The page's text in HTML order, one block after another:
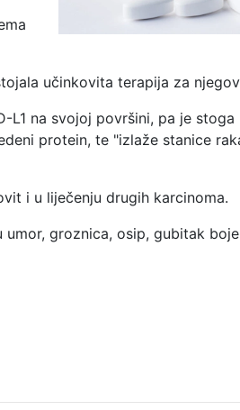
učinkovita terapija za
L1 na svojoj površini, pa je
protein, te "izlaže stanice
i u liječenju drugih karcinoma.
umor, groznica, osip, gubitak